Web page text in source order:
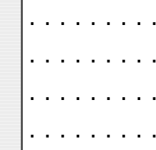
. . . . . . . .
. . . . . . . .
. . . . . . . .
. . . . . . . .